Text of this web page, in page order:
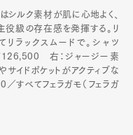
シルク素材が肌に心地よく、
役級の存在感を発揮する。リ
ラックスムードで。シャツ
右：ジャージー素
サイドポケットがアクティブな
すべてフェラガモ（フェラガ